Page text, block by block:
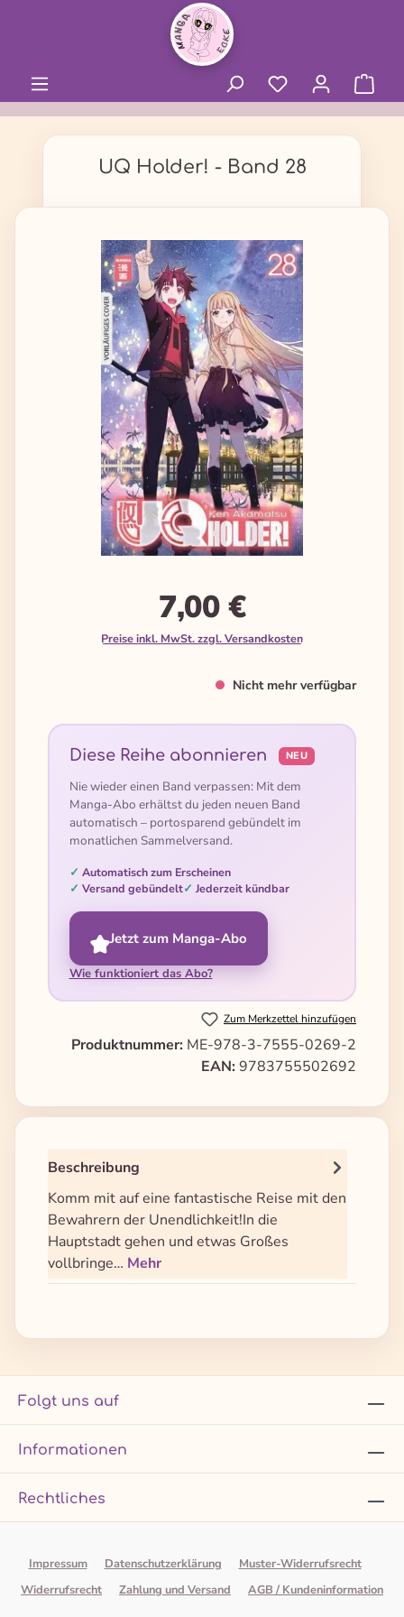
UQ Holder! - Band 28
Bildergalerie überspringen
7,00 €
Preise inkl. MwSt. zzgl. Versandkosten
Nicht mehr verfügbar
Diese Reihe abonnieren NEU
Nie wieder einen Band verpassen: Mit dem
Manga-Abo erhältst du jeden neuen Band
automatisch – portosparend gebündelt im
monatlichen Sammelversand.
Automatisch zum Erscheinen
Versand gebündelt
Jederzeit kündbar
Jetzt zum Manga-Abo
Wie funktioniert das Abo?
Zum Merkzettel hinzufügen
Produktnummer: ME-978-3-7555-0269-2
EAN: 9783755502692
Beschreibung
Komm mit auf eine fantastische Reise mit den
Bewahrern der Unendlichkeit!In die
Hauptstadt gehen und etwas Großes
vollbringe… Mehr
Folgt uns auf
Informationen
Rechtliches
Impressum Datenschutzerklärung
Muster-Widerrufsrecht
Widerrufsrecht
Zahlung und Versand AGB / Kundeninformation